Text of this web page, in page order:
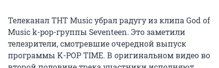
Телеканал ТНТ Music убрал радугу из клипа God of
Music k-pop-группы Seventeen. Это заметили
телезрители, смотревшие очередной выпуск
программы K-POP TIME. В оригинальном видео во